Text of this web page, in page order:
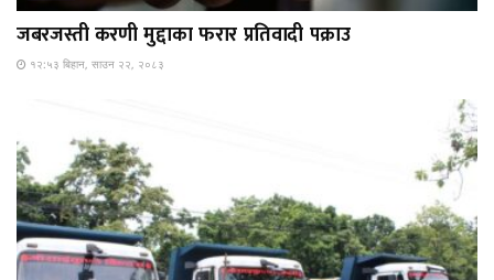
जबरजस्ती करणी मुद्दाका फरार प्रतिवादी पक्राउ
१२:५३ बिहान, साउन २२, २०८३